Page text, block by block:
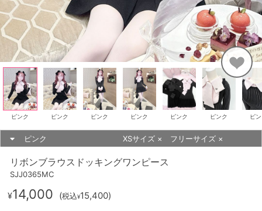
ピンク ピンク ピンク ピンク ピンク ピンク ピ
ピンク XSサイズ × フリーサイズ ×
リボンブラウスドッキングワンピース
SJJ0365MC
¥14,000 (税込¥15,400)